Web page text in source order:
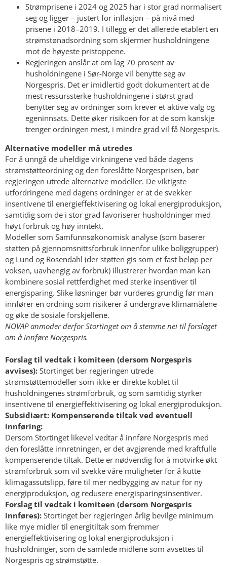
Strømprisene i 2024 og 2025 har i stor grad normalisert
seg og ligger – justert for inflasjon – på nivå med
prisene i 2018–2019. I tillegg er det allerede etablert en
strømstønadsordning som skjermer husholdningene
mot de høyeste pristoppene.
Regjeringen anslår at om lag 70 prosent av
husholdningene i Sør-Norge vil benytte seg av
Norgespris. Det er imidlertid godt dokumentert at de
mest ressurssterke husholdningene i størst grad
benytter seg av ordninger som krever et aktive valg og
egeninnsats. Dette øker risikoen for at de som kanskje
trenger ordningen mest, i mindre grad vil få Norgespris.
Alternative modeller må utredes
For å unngå de uheldige virkningene ved både dagens
strømstøtteordning og den foreslåtte Norgesprisen, bør
regjeringen utrede alternative modeller. De viktigste
utfordringene med dagens ordninger er at de svekker
insentivene til energieffektivisering og lokal energiproduksjon,
samtidig som de i stor grad favoriserer husholdninger med
høyt forbruk og høy inntekt.
Modeller som Samfunnsøkonomisk analyse (som baserer
støtten på gjennomsnittsforbruk innenfor ulike boliggrupper)
og Lund og Rosendahl (der støtten gis som et fast beløp per
voksen, uavhengig av forbruk) illustrerer hvordan man kan
kombinere sosial rettferdighet med sterke insentiver til
energisparing. Slike løsninger bør vurderes grundig før man
innfører en ordning som risikerer å undergrave klimamålene
og øke de sosiale forskjellene.
NOVAP anmoder derfor Stortinget om å stemme nei til forslaget
om å innføre Norgespris.
Forslag til vedtak i komiteen (dersom Norgespris
avvises): Stortinget ber regjeringen utrede
strømstøttemodeller som ikke er direkte koblet til
husholdningenes strømforbruk, og som samtidig styrker
insentivene til energieffektivisering og lokal energiproduksjon.
Subsidiært: Kompenserende tiltak ved eventuell
innføring:
Dersom Stortinget likevel vedtar å innføre Norgespris med
den foreslåtte innretningen, er det avgjørende med kraftfulle
kompenserende tiltak. Dette er nødvendig for å motvirke økt
strømforbruk som vil svekke våre muligheter for å kutte
klimagassutslipp, føre til mer nedbygging av natur for ny
energiproduksjon, og redusere energisparingsinsentiver.
Forslag til vedtak i komiteen (dersom Norgespris
innføres): Stortinget ber regjeringen årlig bevilge minimum
like mye midler til energitiltak som fremmer
energieffektivisering og lokal energiproduksjon i
husholdninger, som de samlede midlene som avsettes til
Norgespris og strømstøtte.